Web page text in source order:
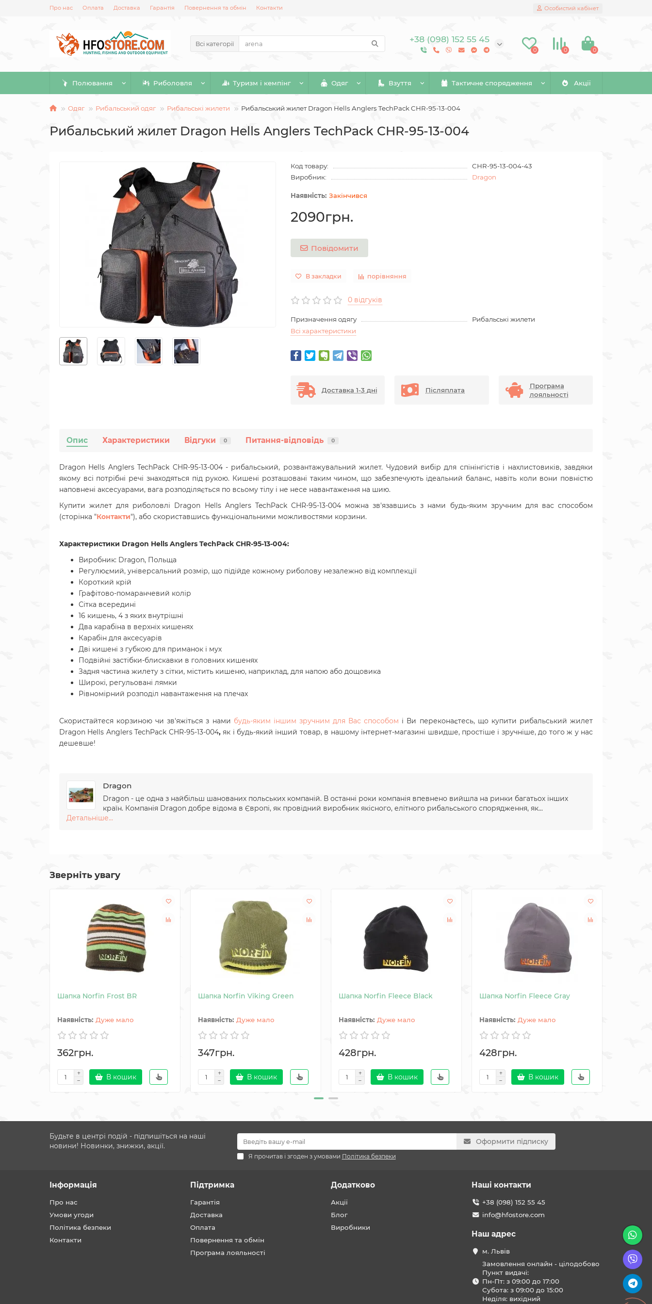
Про нас Оплата Доставка Гарантія Повернення та обмін Контакти Особистий кабінет
Всі категорії +38 (098) 152 55 45
0 0 0
Полювання Риболовля Туризм і кемпінг Одяг Взуття Тактичне спорядження Акції
Одяг Рибальський одяг Рибальські жилети Рибальський жилет Dragon Hells Anglers TechPack CHR-95-13-004
Рибальський жилет Dragon Hells Anglers TechPack CHR-95-13-004
Код товару:
CHR-95-13-004-43
Виробник:
Dragon
Закінчився
2090грн.
Повідомити
В закладки порівняння
0 відгуків
Призначення одягу
Рибальські жилети
Всі характеристики
Доставка 1-3 дні Післяплата
Програма
лояльності
Опис Характеристики Відгуки 0 Питання-відповідь 0
Dragon Hells Anglers TechPack CHR-95-13-004 - рибальський, розвантажувальний жилет. Чудовий вибір для спінінгістів і нахлистовиків, завдяки
якому всі потрібні речі знаходяться під рукою. Кишені розташовані таким чином, що забезпечують ідеальний баланс, навіть коли вони повністю
наповнені аксесуарами, вага розподіляється по всьому тілу і не несе навантаження на шию.
Купити жилет для риболовлі Dragon Hells Anglers TechPack CHR-95-13-004 можна зв'язавшись з нами будь-яким зручним для вас способом
(сторінка "Контакти"), або скориставшись функціональними можливостями корзини.
Характеристики Dragon Hells Anglers TechPack CHR-95-13-004:
Виробник: Dragon, Польща
Регулюємий, універсальний розмір, що підійде кожному риболову незалежно від комплекції
Короткий крій
Графітово-помаранчевий колір
Сітка всередині
16 кишень, 4 з яких внутрішні
Два карабіна в верхніх кишенях
Карабін для аксесуарів
Дві кишені з губкою для приманок і мух
Подвійні застібки-блискавки в головних кишенях
Задня частина жилету з сітки, містить кишеню, наприклад, для напою або дощовика
Широкі, регульовані лямки
Рівномірний розподіл навантаження на плечах
Скористайтеся корзиною чи зв'яжіться з нами будь-яким іншим зручним для Вас способом і Ви переконаєтесь, що купити рибальський жилет
Dragon Hells Anglers TechPack CHR-95-13-004, як і будь-який інший товар, в нашому інтернет-магазині швидше, простіше і зручніше, до того ж у нас
дешевше!
Dragon
Dragon - це одна з найбільш шанованих польських компаній. В останні роки компанія впевнено вийшла на ринки багатьох інших
країн. Компанія Dragon добре відома в Європі, як провідний виробник якісного, елітного рибальського спорядження, як...
Детальніше...
Зверніть увагу
Шапка Norfin Frost BR
Дуже мало
362грн.
В кошик
Шапка Norfin Viking Green
Дуже мало
347грн.
В кошик
Шапка Norfin Fleece Black
Дуже мало
428грн.
В кошик
Шапка Norfin Fleece Gray
Дуже мало
428грн.
В кошик
Будьте в центрі подій - підпишіться на наші
новини! Новинки, знижки, акції.
Оформити підписку
Я прочитав і згоден з умовами Політика безпеки
Інформація
Про нас
Умови угоди
Політика безпеки
Контакти
Підтримка
Гарантія
Доставка
Оплата
Повернення та обмін
Програма лояльності
Додатково
Акції
Блог
Виробники
Наші контакти
+38 (098) 152 55 45
info@hfostore.com
Наш адрес
м. Львів
Замовлення онлайн - цілодобово
Пункт видачі:
Пн-Пт: з 09:00 до 17:00
Субота: з 09:00 до 15:00
Неділя: вихідний